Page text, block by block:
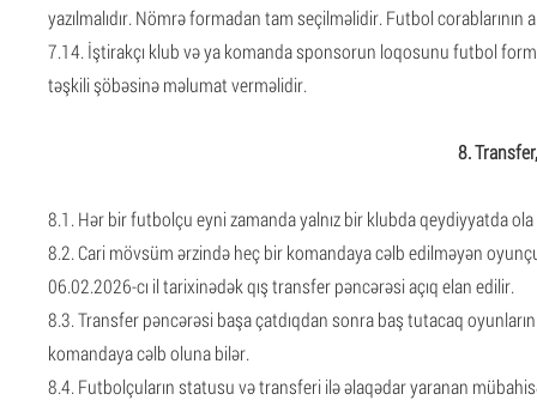
yazılmalıdır. Nömrə formadan tam seçilməlidir. Futbol corablarının
7.14. İştirakçı klub və ya komanda sponsorun loqosunu futbol
təşkili şöbəsinə məlumat verməlidir.
8.
8.1. Hər bir futbolçu eyni zamanda yalnız bir klubda qeydiyyatda
8.2. Cari mövsüm ərzində heç bir komandaya cəlb edilməyən
06.02.2026-cı il tarixinədək qış transfer pəncərəsi açıq elan edilir.
8.3. Transfer pəncərəsi başa çatdıqdan sonra baş tutacaq
komandaya cəlb oluna bilər.
8.4. Futbolçuların statusu və transferi ilə əlaqədar yaranan